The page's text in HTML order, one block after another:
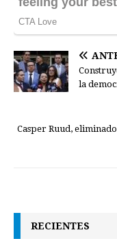
la
Casper Ruud,
RECIENTES